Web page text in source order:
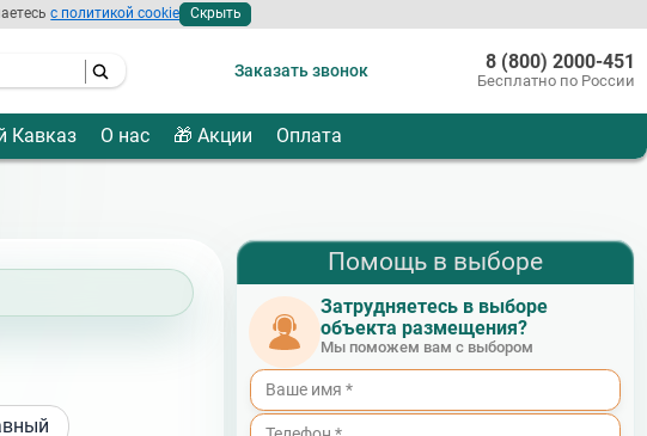
с политикой cookie Скрыть
Заказать звонок 8 (800) 2000-451
Бесплатно по России
Кавказ О нас 🎁 Акции Оплата
Помощь в выборе
Затрудняетесь в выборе
объекта размещения?
Мы поможем вам с выбором